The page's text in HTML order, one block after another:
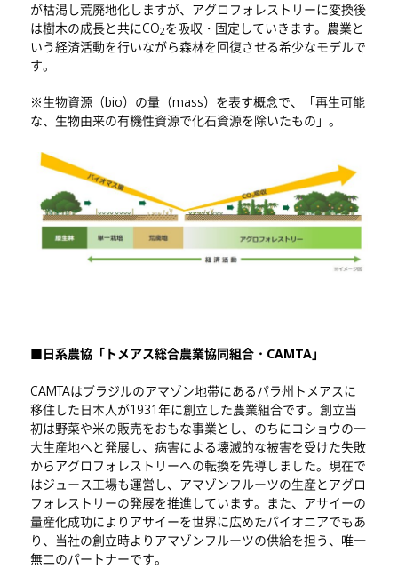
が枯渇し荒廃地化しますが、アグロフォレストリーに変換後
は樹木の成長と共にCO2を吸収・固定していきます。農業と
いう経済活動を行いながら森林を回復させる希少なモデルで
す。
※生物資源（bio）の量（mass）を表す概念で、「再生可能
な、生物由来の有機性資源で化石資源を除いたもの」。
■日系農協「トメアス総合農業協同組合・CAMTA」
CAMTAはブラジルのアマゾン地帯にあるパラ州トメアスに
移住した日本人が1931年に創立した農業組合です。創立当
初は野菜や米の販売をおもな事業とし、のちにコショウの一
大生産地へと発展し、病害による壊滅的な被害を受けた失敗
からアグロフォレストリーへの転換を先導しました。現在で
はジュース工場も運営し、アマゾンフルーツの生産とアグロ
フォレストリーの発展を推進しています。また、アサイーの
量産化成功によりアサイーを世界に広めたパイオニアでもあ
り、当社の創立時よりアマゾンフルーツの供給を担う、唯一
無二のパートナーです。